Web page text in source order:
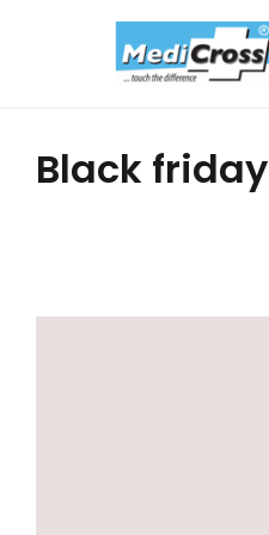
Black friday